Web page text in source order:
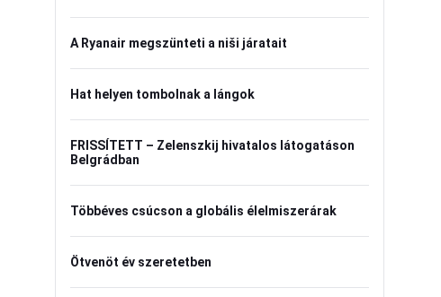
A Ryanair megszünteti a niši járatait
Hat helyen tombolnak a lángok
FRISSÍTETT – Zelenszkij hivatalos látogatáson
Belgrádban
Többéves csúcson a globális élelmiszerárak
Ötvenöt év szeretetben